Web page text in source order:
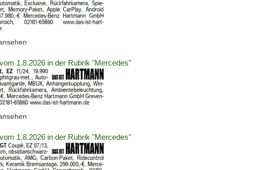
(ID:
1.8.2026 in der Rubrik "Mercedes"
(ID:
1.8.2026 in der Rubrik "Mercedes"